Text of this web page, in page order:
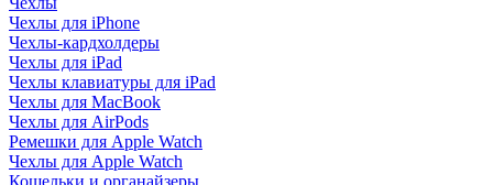
Чехлы для iPhone
Чехлы-кардхолдеры
Чехлы для iPad
Чехлы клавиатуры для iPad
Чехлы для MacBook
Чехлы для AirPods
Ремешки для Apple Watch
Чехлы для Apple Watch
Кошельки и органайзеры